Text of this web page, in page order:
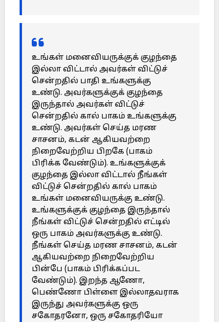
உங்கள் மனைவியருக்குக் குழந்தை
இல்லா விட்டால் அவர்கள் விட்டுச்
சென்றதில் பாதி உங்களுக்கு
உண்டு. அவர்களுக்குக் குழந்தை
இருந்தால் அவர்கள் விட்டுச்
சென்றதில் கால் பாகம் உங்களுக்கு
உண்டு. அவர்கள் செய்த மரண
சாசனம், கடன் ஆகியவற்றை
நிறைவேற்றிய பிறகே (பாகம்
பிரிக்க வேண்டும்). உங்களுக்குக்
குழந்தை இல்லா விட்டால் நீங்கள்
விட்டுச் சென்றதில் கால் பாகம்
உங்கள் மனைவியருக்கு உண்டு.
உங்களுக்குக் குழந்தை இருந்தால்
நீங்கள் விட்டுச் சென்றதில் எட்டில்
ஒரு பாகம் அவர்களுக்கு உண்டு.
நீங்கள் செய்த மரண சாசனம், கடன்
ஆகியவற்றை நிறைவேற்றிய
பின்பே (பாகம் பிரிக்கப்பட
வேண்டும்). இறந்த ஆணோ,
பெண்ணோ பிள்ளை இல்லாதவராக
இருந்து அவர்களுக்கு ஒரு
சகோதரனோ, ஒரு சகோதரியோ